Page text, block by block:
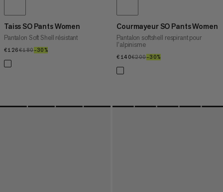
Taiss SO Pants Women
Pantalon Soft Shell résistant
€126€126
€180€180
–30%
Courmayeur SO Pants Women
Pantalon softshell respirant pour
l’alpinisme
€140€140
€200€200
–30%